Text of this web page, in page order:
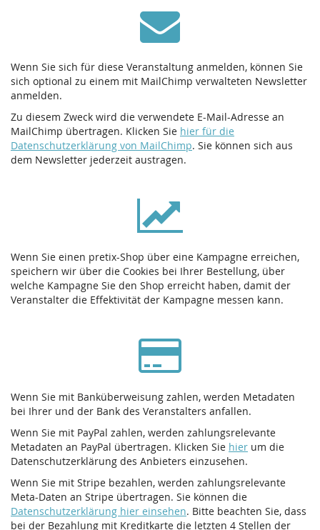
Wenn Sie sich für diese Veranstaltung anmelden, können Sie
sich optional zu einem mit MailChimp verwalteten Newsletter
anmelden.
Zu diesem Zweck wird die verwendete E-Mail-Adresse an
MailChimp übertragen. Klicken Sie hier für die
Datenschutzerklärung von MailChimp. Sie können sich aus
dem Newsletter jederzeit austragen.
Wenn Sie einen pretix-Shop über eine Kampagne erreichen,
speichern wir über die Cookies bei Ihrer Bestellung, über
welche Kampagne Sie den Shop erreicht haben, damit der
Veranstalter die Effektivität der Kampagne messen kann.
Wenn Sie mit Banküberweisung zahlen, werden Metadaten
bei Ihrer und der Bank des Veranstalters anfallen.
Wenn Sie mit PayPal zahlen, werden zahlungsrelevante
Metadaten an PayPal übertragen. Klicken Sie hier um die
Datenschutzerklärung des Anbieters einzusehen.
Wenn Sie mit Stripe bezahlen, werden zahlungsrelevante
Meta-Daten an Stripe übertragen. Sie können die
Datenschutzerklärung hier einsehen. Bitte beachten Sie, dass
bei der Bezahlung mit Kreditkarte die letzten 4 Stellen der